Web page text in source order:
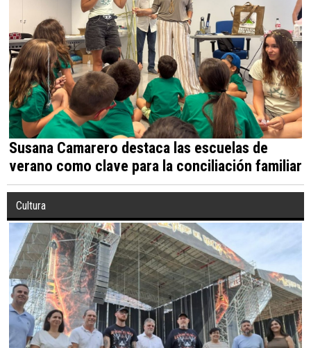
Susana Camarero destaca las escuelas de
verano como clave para la conciliación familiar
Cultura